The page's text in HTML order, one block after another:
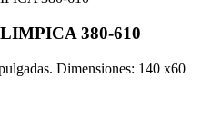
380-610
Dimensiones: 140 x60